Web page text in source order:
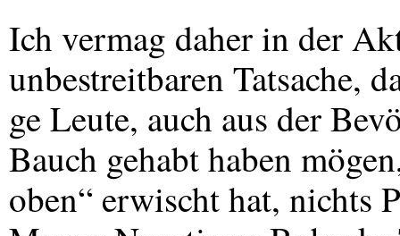
Ich vermag daher in der
unbestreitbaren Tatsache,
ge Leute, auch aus der
Bauch gehabt haben
oben“ erwischt hat, nichts